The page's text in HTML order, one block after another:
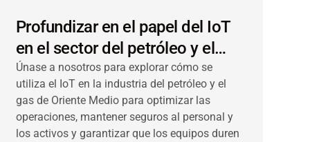
Profundizar en el papel del IoT
en el sector del petróleo y el
gas de Oriente Medio
Únase a nosotros para explorar cómo se
utiliza el IoT en la industria del petróleo y el
gas de Oriente Medio para optimizar las
operaciones, mantener seguros al personal y
los activos y garantizar que los equipos duren